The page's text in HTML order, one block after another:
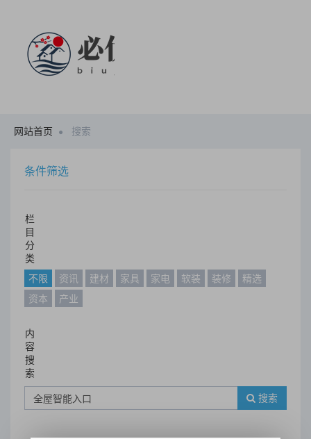
网站首页 搜索
条件筛选
栏
目
分
类
不限
资讯 建材 家具 家电 软装 装修
精选
资本
产业
内
容
搜
索
搜索